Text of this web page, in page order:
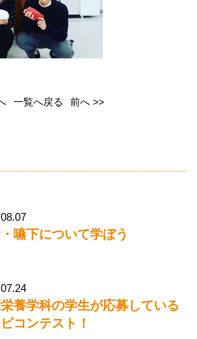
一覧へ戻る 前へ >>
嚥下について学ぼう
養学科の学生が応募している
コンテスト！